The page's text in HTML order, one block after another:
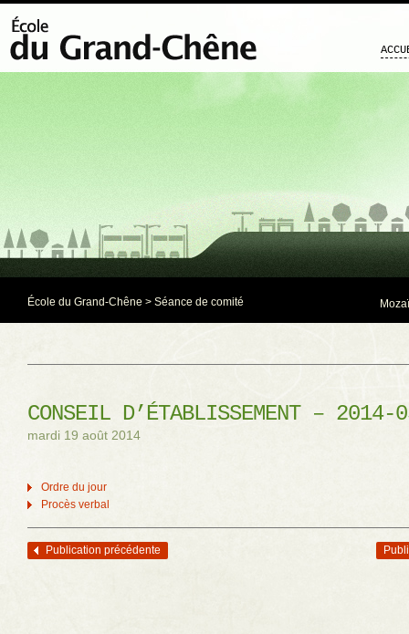
École du Grand-Chêne > Séance de comité
CONSEIL D’ÉTABLISSEMENT – 2014-
mardi 19 août 2014
Ordre du jour
Procès verbal
Navigation des articles
Publication précédente